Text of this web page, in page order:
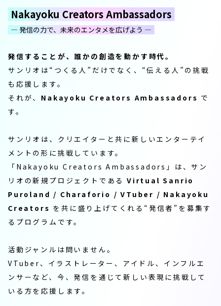
Nakayoku Creators Ambassadors
― 発信の力で、未来のエンタメを広げよう ―
発信することが、誰かの創造を動かす時代。
サンリオは“つくる人”だけでなく、“伝える人”の挑戦
も応援します。
それが、 Nakayoku Creators Ambassadors で
す。
サンリオは、クリエイターと共に新しいエンターテイ
メントの形に挑戦しています。
「Nakayoku Creators Ambassadors」は、 サン
リオの新規プロジェクトであるVirtual Sanrio
Puroland / Charaforio / VTuber / Nakayoku
Creators を共に盛り上げてくれる“発信者”を募集す
るプログラムです。
活動ジャンルは問いません。
VTuber、イラストレーター、アイドル、インフルエ
ンサーなど、 今、発信を通じて新しい表現に挑戦して
いる方を応援します。